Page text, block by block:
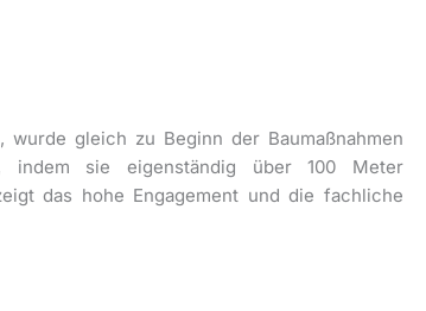
gleich zu Beginn der Baumaßnahmen
indem sie eigenständig über 100 Meter
das hohe Engagement und die fachliche